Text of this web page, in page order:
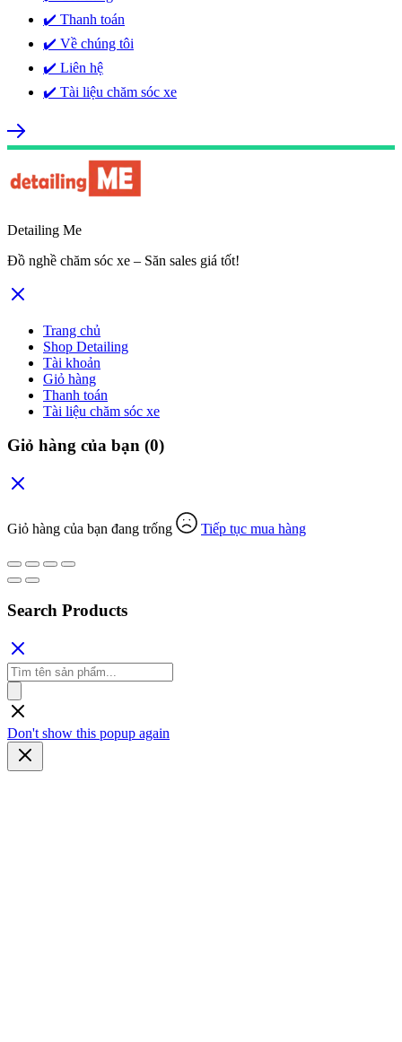
✔️ Thanh toán
✔️ Về chúng tôi
✔️ Liên hệ
✔️ Tài liệu chăm sóc xe
Detailing Me
Đồ nghề chăm sóc xe – Săn sales giá tốt!
Trang chủ
Shop Detailing
Tài khoản
Giỏ hàng
Thanh toán
Tài liệu chăm sóc xe
Giỏ hàng của bạn (0)
Giỏ hàng của bạn đang trống Tiếp tục mua hàng
Search Products
Tìm
kiếm
sản
phẩm
Don't show this popup again